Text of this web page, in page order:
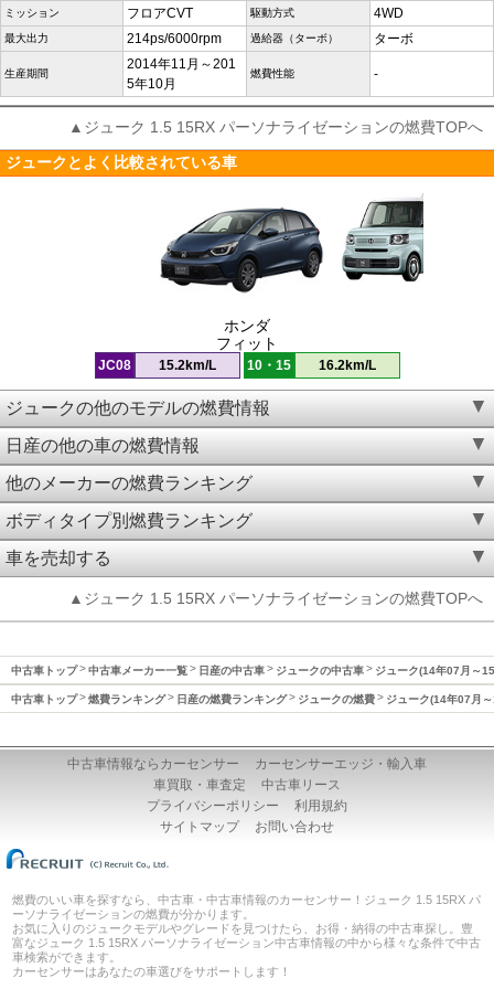
ミッション フロアCVT 駆動方式 4WD
最大出力 214ps/6000rpm 過給器（ターボ） ターボ
生産期間
2014年11月～201
5年10月
燃費性能 -
▲ジューク 1.5 15RX パーソナライゼーションの燃費TOPへ
ジュークとよく比較されている車
ホンダ
フィット
JC08 15.2km/L 10・15 16.2km/L
ジュークの他のモデルの燃費情報
日産の他の車の燃費情報
他のメーカーの燃費ランキング
ボディタイプ別燃費ランキング
車を売却する
▲ジューク 1.5 15RX パーソナライゼーションの燃費TOPへ
中古車トップ 中古車メーカー一覧 日産の中古車 ジュークの中古車 ジューク(14年07月～
中古車トップ 燃費ランキング 日産の燃費ランキング ジュークの燃費 ジューク(14年07月
中古車情報ならカーセンサー
カーセンサーエッジ・輸入車
車買取・車査定
中古車リース
プライバシーポリシー
利用規約
サイトマップ
お問い合わせ
燃費のいい車を探すなら、中古車・中古車情報のカーセンサー！ジューク 1.5 15RX パ
ーソナライゼーションの燃費が分かります。
お気に入りのジュークモデルやグレードを見つけたら、お得・納得の中古車探し。豊
富なジューク 1.5 15RX パーソナライゼーション中古車情報の中から様々な条件で中古
車検索ができます。
カーセンサーはあなたの車選びをサポートします！